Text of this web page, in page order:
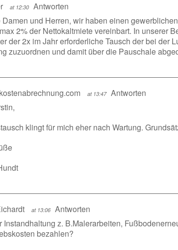
at 12:30 Antworten
Damen und Herren, wir haben einen
2% der Nettokaltmiete vereinbart. In unserer
der 2x im Jahr erforderliche Tausch der bei der
zuzuordnen und damit über die Pauschale
at 13:47 Antworten
klingt für mich eher nach Wartung.
at 13:06 Antworten
Instandhaltung z. B.Malerarbeiten,
bezahlen?